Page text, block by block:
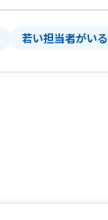
若い担当者がいる